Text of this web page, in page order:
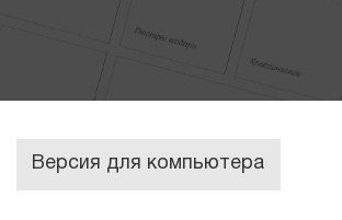
Версия для компьютера